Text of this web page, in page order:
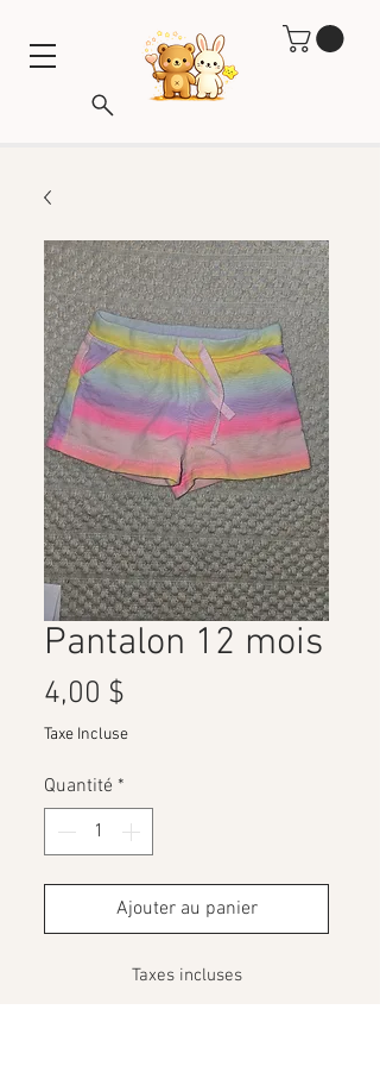
Pantalon 12 mois
4,00 $
Taxe Incluse
Quantité *
Ajouter au panier
Taxes incluses